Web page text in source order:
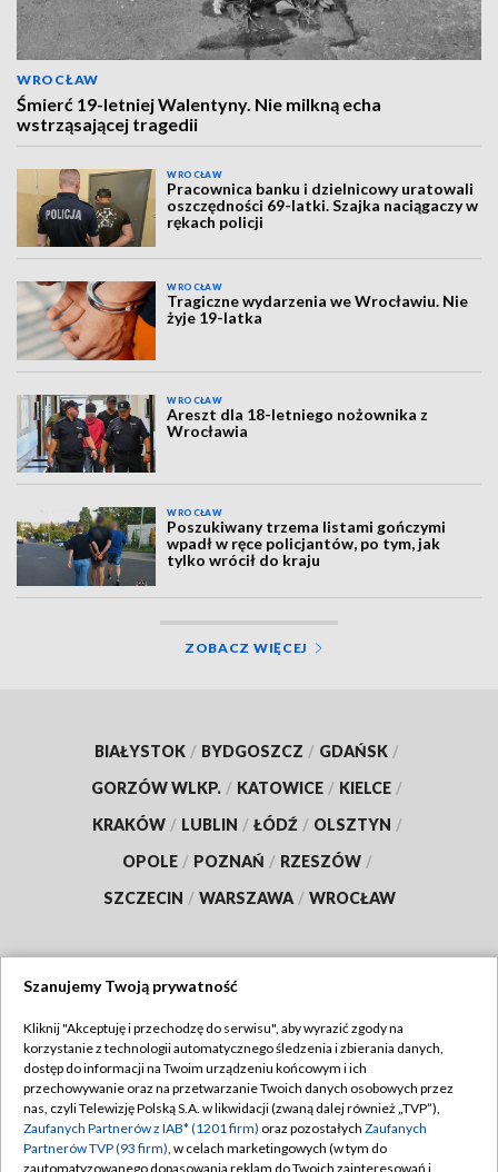
WROCŁAW
Śmierć 19-letniej Walentyny. Nie milkną echa
wstrząsającej tragedii
WROCŁAW
Pracownica banku i dzielnicowy uratowali
oszczędności 69-latki. Szajka naciągaczy w
rękach policji
WROCŁAW
Tragiczne wydarzenia we Wrocławiu. Nie
żyje 19-latka
WROCŁAW
Areszt dla 18-letniego nożownika z
Wrocławia
WROCŁAW
Poszukiwany trzema listami gończymi
wpadł w ręce policjantów, po tym, jak
tylko wrócił do kraju
ZOBACZ WIĘCEJ
BIAŁYSTOK / BYDGOSZCZ / GDAŃSK /
GORZÓW WLKP. / KATOWICE / KIELCE /
KRAKÓW / LUBLIN / ŁÓDŹ / OLSZTYN /
OPOLE / POZNAŃ / RZESZÓW /
SZCZECIN / WARSZAWA / WROCŁAW
TVP
Abonament TVP
Emisja w TVP
Centrum informacji TVP
Regulamin TVP
Polityka prywatności
Moje zgody
Szanujemy Twoją prywatność
Kliknij "Akceptuję i przechodzę do serwisu", aby wyrazić zgody na
korzystanie z technologii automatycznego śledzenia i zbierania danych,
dostęp do informacji na Twoim urządzeniu końcowym i ich
przechowywanie oraz na przetwarzanie Twoich danych osobowych przez
nas, czyli Telewizję Polską S.A. w likwidacji (zwaną dalej również „TVP”),
Zaufanych Partnerów z IAB* (1201 firm) oraz pozostałych Zaufanych
Partnerów TVP (93 firm), w celach marketingowych (w tym do
zautomatyzowanego dopasowania reklam do Twoich zainteresowań i